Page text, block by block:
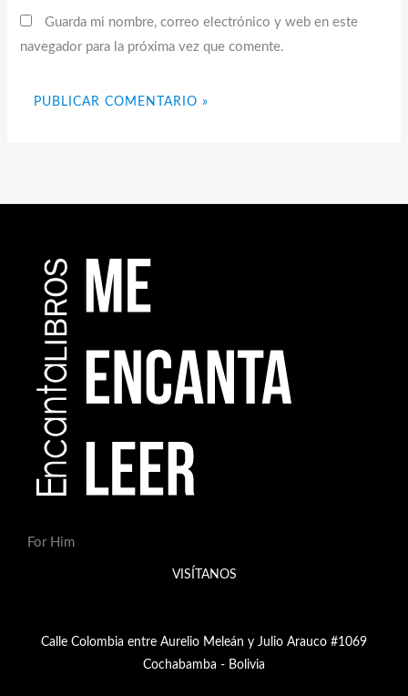
Guarda mi nombre, correo electrónico y web en este
navegador para la próxima vez que comente.
For Him
VISÍTANOS
Calle Colombia entre Aurelio Meleán y Julio Arauco #1069
Cochabamba - Bolivia